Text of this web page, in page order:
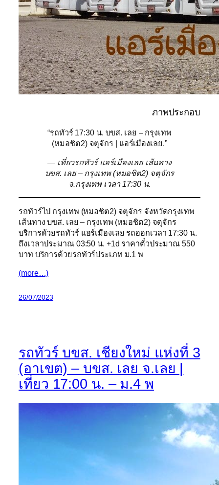
ภาพประกอบ
“รถทัวร์ 17:30 น. บขส. เลย – กรุงเทพ
(หมอชิต2) จตุจักร | แอร์เมืองเลย.”
— เที่ยวรถทัวร์ แอร์เมืองเลย เส้นทาง
บขส. เลย – กรุงเทพ (หมอชิต2) จตุจักร
จ.กรุงเทพ เวลา 17:30 น.
รถทัวร์ไป กรุงเทพ (หมอชิต2) จตุจักร จังหวัดกรุงเทพ
เส้นทาง บขส. เลย – กรุงเทพ (หมอชิต2) จตุจักร
บริการด้วยรถทัวร์ แอร์เมืองเลย รถออกเวลา 17:30 น.
ถึงเวลาประมาณ 03:50 น. +1d ราคาตั๋วประมาณ 550
บาท บริการด้วยรถทัวร์ประเภท ม.1 พ
(more…)
26/07/2023
รถทัวร์ บขส. เชียงใหม่ แห่งที่ 3
(อาเขต) – บขส. เลย จ.เลย |
เที่ยว 17:00 น. – ม.4 พ